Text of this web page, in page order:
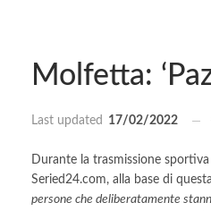
Molfetta:
Last updated 17/02/2022
Durante la trasmissione
Seried24.com, alla base di
persone che deliberatamente